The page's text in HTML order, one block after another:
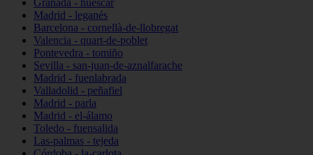
Granada - huéscar
Madrid - leganés
Barcelona - cornellà-de-llobregat
Valencia - quart-de-poblet
Pontevedra - tomiño
Sevilla - san-juan-de-aznalfarache
Madrid - fuenlabrada
Valladolid - peñafiel
Madrid - parla
Madrid - el-álamo
Toledo - fuensalida
Las-palmas - tejeda